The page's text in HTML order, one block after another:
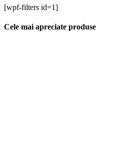
[wpf-filters id=1]
Cele mai apreciate produse